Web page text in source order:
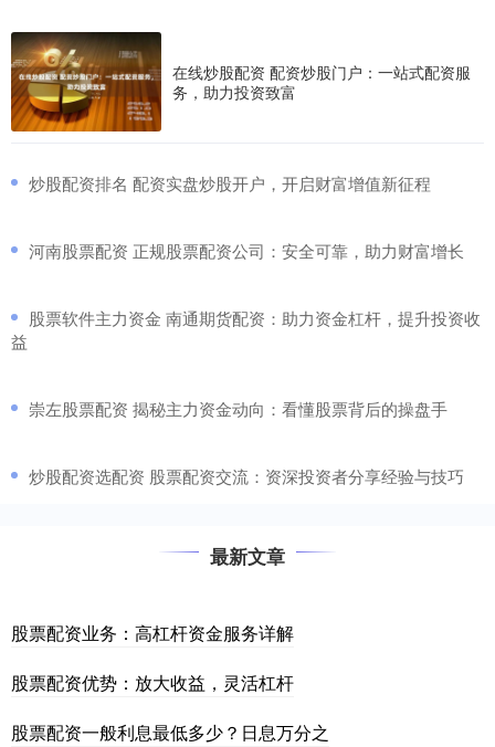
在线炒股配资 配资炒股门户：一站式配资服
务，助力投资致富
​炒股配资排名 配资实盘炒股开户，开启财富增值新征程
​河南股票配资 正规股票配资公司：安全可靠，助力财富增长
​股票软件主力资金 南通期货配资：助力资金杠杆，提升投资收
益
​崇左股票配资 揭秘主力资金动向：看懂股票背后的操盘手
​炒股配资选配资 股票配资交流：资深投资者分享经验与技巧
最新文章
股票配资业务：高杠杆资金服务详解
股票配资优势：放大收益，灵活杠杆
股票配资一般利息最低多少？日息万分之